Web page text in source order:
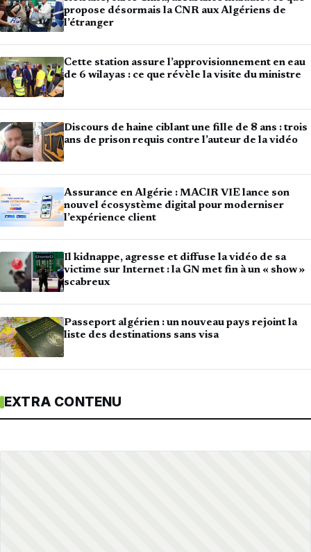
propose désormais la CNR aux Algériens de
l’étranger
Cette station assure l’approvisionnement en eau
de 6 wilayas : ce que révèle la visite du ministre
Discours de haine ciblant une fille de 8 ans : trois
ans de prison requis contre l’auteur de la vidéo
Assurance en Algérie : MACIR VIE lance son
nouvel écosystème digital pour moderniser
l’expérience client
Il kidnappe, agresse et diffuse la vidéo de sa
victime sur Internet : la GN met fin à un « show »
scabreux
Passeport algérien : un nouveau pays rejoint la
liste des destinations sans visa
EXTRA CONTENU